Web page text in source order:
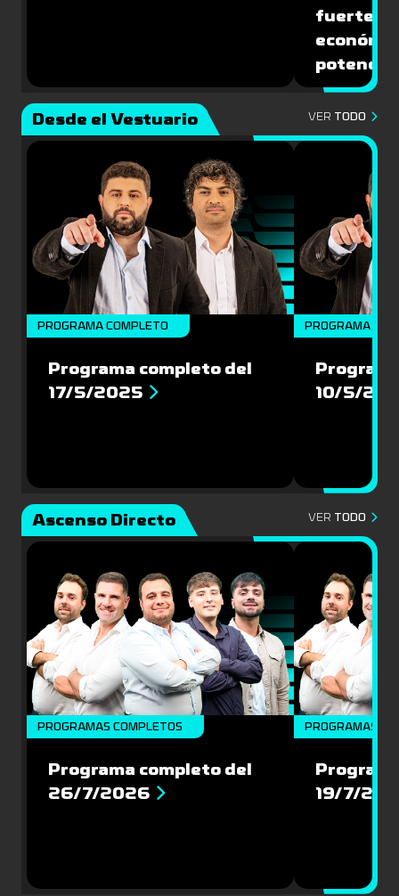
fuerte
Desde el Vestuario VER TODO
PROGRAMA COMPLETO
Programa completo del
17/5/2025
PROGRAMA
10/5/
Ascenso Directo VER TODO
PROGRAMAS COMPLETOS
Programa completo del
26/7/2026
PROGRAMAS
19/7/